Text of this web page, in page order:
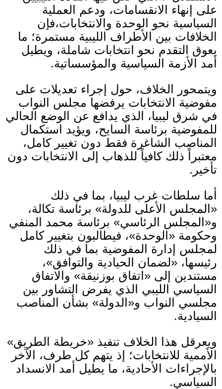
على إنهاء الانقسامات، ودعم العملية
السياسية نحو الوحدة والانتخابات،فإن
الخلافات بين الأطراف الليبية مستمرة؛ ما
يعوق التقدم نحو انتخابات شاملة، ويطيل
أمد الأزمة السياسية والمؤسساتية.
ويتمحور الخلاف، حول إجراء تعديلات على
مفوضية الانتخابات يرفضها مجلس النواب
في شرق ليبيا، الذي يدافع عن الوضع الحالي
للمفوضية برئاسة السايح، ويؤيد استكمال
المناصب الشاغرة فقط دون تغيير كامل،
معتبراً ذلك كافياً للذهاب إلى الانتخابات دون
تأخير .
أما سلطات غرب ليبيا، بما في ذلك
«المجلس الأعلى للدولة» برئاسة تكالة،
و«المجلس الرئاسي» برئاسة محمد المنفي
وحكومة «الوحدة»، فيطالبون بتغيير كامل
لمجلس إدارة المفوضية بما في ذلك
رئيسها، «لضمان الحيادية والتوافق»،
مستندين إلى «اتفاق بوزنيقة» والاتفاق
السياسي الليبي الذي يفرض التشاور بين
مجلسي النواب و«الدولة» بشأن المناصب
السيادية.
ويعرقل هذا الخلاف تنفيذ «خريطة الطريق»
الأممية للانتخابات؛ إذ يتهم كل طرف، الآخر
بالإجراءات الأحادية، ما يطيل أمد الانسداد
السياسي.